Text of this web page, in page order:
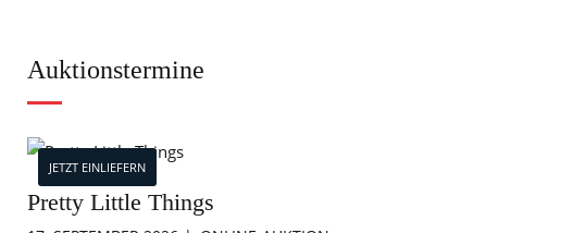
Auktionstermine
JETZT EINLIEFERN
Pretty Little Things